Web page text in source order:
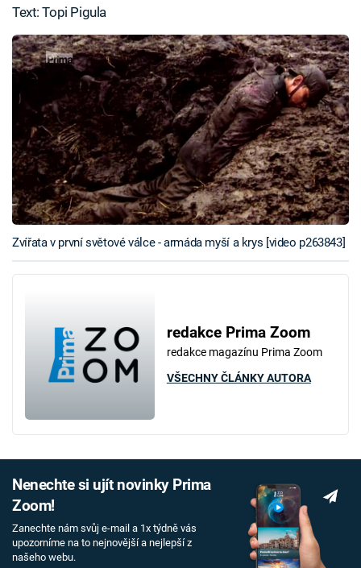
Text: Topi Pigula
Zvířata v první světové válce - armáda myší a krys [video p263843]
redakce Prima Zoom
redakce magazínu Prima Zoom
VŠECHNY ČLÁNKY AUTORA
Nenechte si ujít novinky Prima
Zoom!
Zanechte nám svůj e-mail a 1x týdně vás
upozorníme na to nejnovější a nejlepší z
našeho webu.